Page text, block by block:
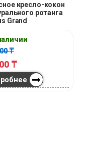
кресло-кокон
ротанга
Grand
₸
₸